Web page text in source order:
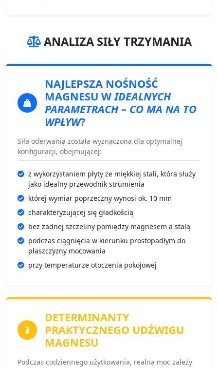
ANALIZA SIŁY TRZYMANIA
NAJLEPSZA NOŚNOŚĆ
MAGNESU WIDEALNYCH
PARAMETRACH– CO MA NA TO
WPŁYW?
Siła oderwania została wyznaczona dla optymalnej
konfiguracji, obejmującej:
z wykorzystaniem płyty ze miękkiej stali, która służy
jako idealny przewodnik strumienia
której wymiar poprzeczny wynosi ok. 10 mm
charakteryzującej się gładkością
bez żadnej szczeliny pomiędzy magnesem a stalą
podczas ciągnięcia w kierunku prostopadłym do
płaszczyzny mocowania
przy temperaturze otoczenia pokojowej
DETERMINANTY
PRAKTYCZNEGO UDŹWIGU
MAGNESU
Podczas codziennego użytkowania, realna moc zależy